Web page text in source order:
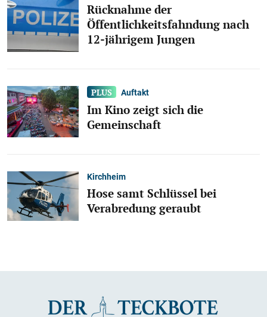
Rücknahme der
Öffentlichkeitsfahndung nach
12-jährigem Jungen
Auftakt
Im Kino zeigt sich die
Gemeinschaft
Kirchheim
Hose samt Schlüssel bei
Verabredung geraubt